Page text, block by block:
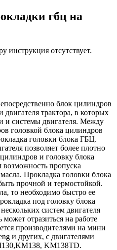
гбц на
инструкция отсутствует.
блок цилиндров
двигателя трактора, в которых
и системы двигателя. Между
головкой блока цилиндров
головки блока ГБЦ.
позволяет более плотно
и головку блока
возможность пропуска
Прокладка головки блока
прочной и термостойкой.
то необходимо быстро ее
под головку блока
систем двигателя
может отразиться на работе
производителями на мини
и других, с двигателями
KM138TD.